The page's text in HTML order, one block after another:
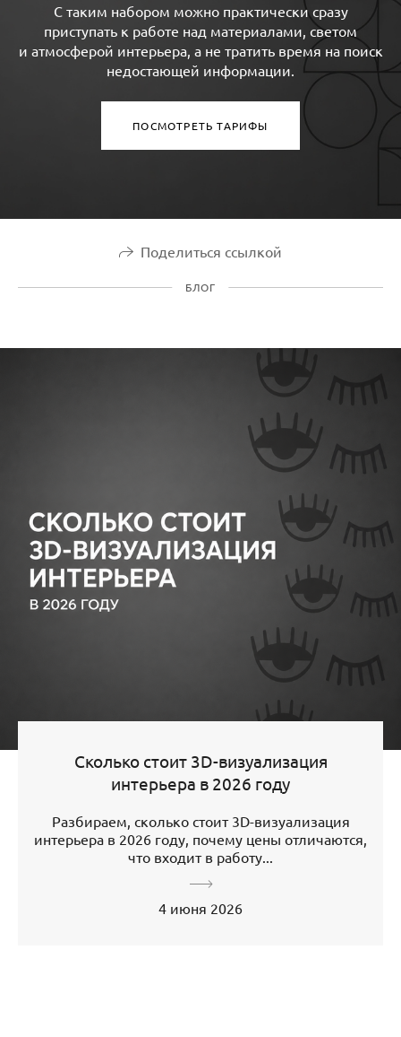
С таким набором можно практически сразу
приступать к работе над материалами, светом
и атмосферой интерьера, а не тратить время на поиск
недостающей информации.
ПОСМОТРЕТЬ ТАРИФЫ
Поделиться ссылкой
БЛОГ
Сколько стоит 3D-визуализация
интерьера в 2026 году
Разбираем, сколько стоит 3D-визуализация
интерьера в 2026 году, почему цены отличаются,
что входит в работу...
4 июня 2026